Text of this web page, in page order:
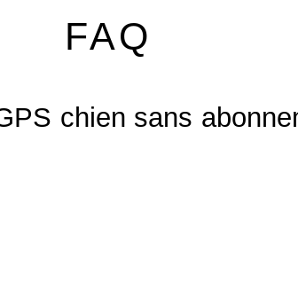
FAQ
chien sans